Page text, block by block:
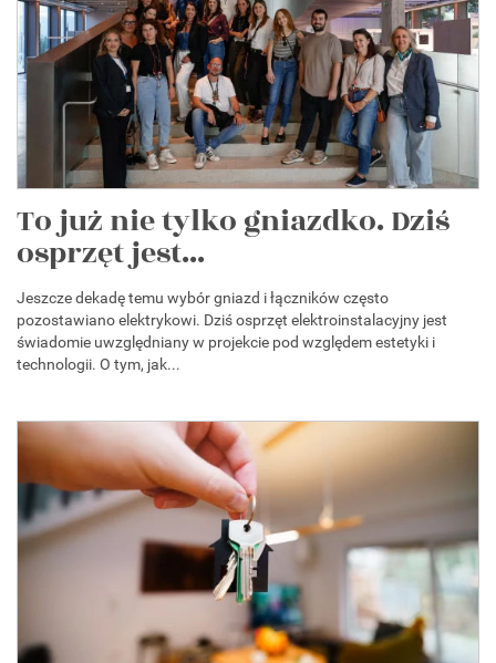
To już nie tylko gniazdko. Dziś
osprzęt jest...
Jeszcze dekadę temu wybór gniazd i łączników często
pozostawiano elektrykowi. Dziś osprzęt elektroinstalacyjny jest
świadomie uwzględniany w projekcie pod względem estetyki i
technologii. O tym, jak...